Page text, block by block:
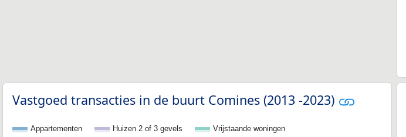
Vastgoed transacties in de buurt Comines (2013 -2023)
Appartementen Huizen 2 of 3 gevels Vrijstaande woningen